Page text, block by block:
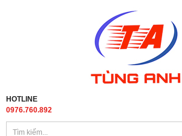
HOTLINE
0976.760.892